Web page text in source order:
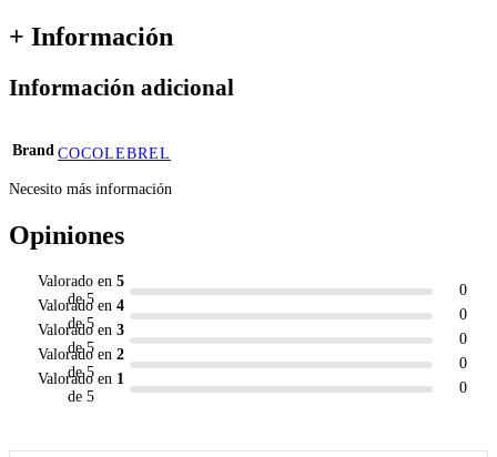
+ Información
Información adicional
Brand COCOLEBREL
Necesito más información
Opiniones
Valorado en 5
de 5
0
Valorado en 4
de 5
0
Valorado en 3
de 5
0
Valorado en 2
de 5
0
Valorado en 1
de 5
0